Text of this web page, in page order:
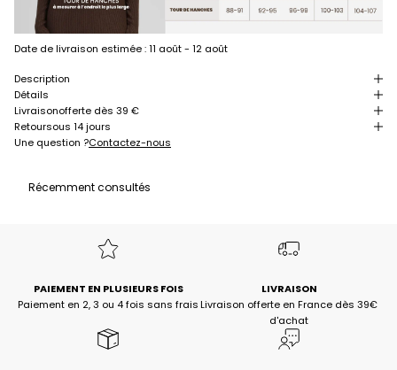
Date de livraison estimée :11 août - 12 août
Description
Détails
Livraisonofferte dès 39 €
Retoursous 14 jours
Une question ?Contactez-nous
Récemment consultés
PAIEMENT EN PLUSIEURS FOIS
Paiement en 2, 3 ou 4 fois sans frais
LIVRAISON
Livraison offerte en France dès 39€
d'achat